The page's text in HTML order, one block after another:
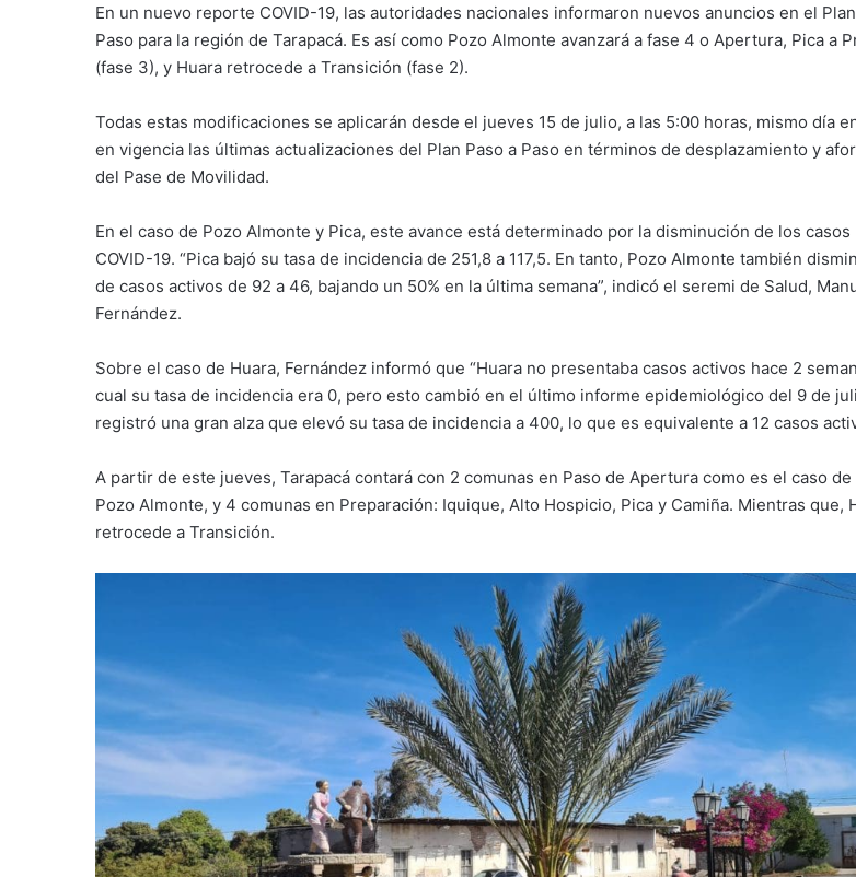
En un nuevo reporte COVID-19, las autoridades nacionales informaron nuevos anuncios en el
Paso para la región de Tarapacá. Es así como Pozo Almonte avanzará a fase 4 o Apertura, Pica a
(fase 3), y Huara retrocede a Transición (fase 2).
Todas estas modificaciones se aplicarán desde el jueves 15 de julio, a las 5:00 horas, mismo día
en vigencia las últimas actualizaciones del Plan Paso a Paso en términos de desplazamiento y
del Pase de Movilidad.
En el caso de Pozo Almonte y Pica, este avance está determinado por la disminución de los casos
COVID-19. “Pica bajó su tasa de incidencia de 251,8 a 117,5. En tanto, Pozo Almonte también
de casos activos de 92 a 46, bajando un 50% en la última semana”, indicó el seremi de Salud,
Fernández.
Sobre el caso de Huara, Fernández informó que “Huara no presentaba casos activos hace 2
cual su tasa de incidencia era 0, pero esto cambió en el último informe epidemiológico del 9 de
registró una gran alza que elevó su tasa de incidencia a 400, lo que es equivalente a 12 casos
A partir de este jueves, Tarapacá contará con 2 comunas en Paso de Apertura como es el caso
Pozo Almonte, y 4 comunas en Preparación: Iquique, Alto Hospicio, Pica y Camiña. Mientras que,
retrocede a Transición.